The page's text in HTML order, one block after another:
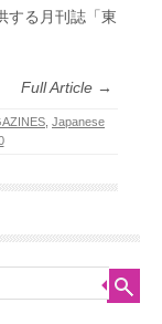
する月刊誌「東
Full Article →
Japanese